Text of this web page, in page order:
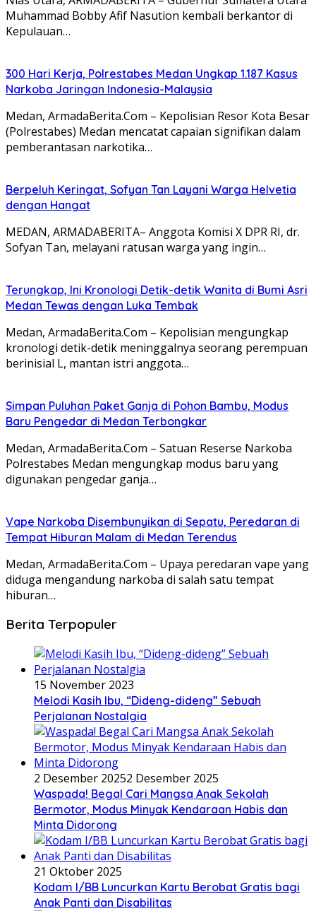
Muhammad Bobby Afif Nasution kembali berkantor di
Kepulauan…
300 Hari Kerja, Polrestabes Medan Ungkap 1.187 Kasus
Narkoba Jaringan Indonesia-Malaysia
Medan, ArmadaBerita.Com – Kepolisian Resor Kota Besar
(Polrestabes) Medan mencatat capaian signifikan dalam
pemberantasan narkotika…
Berpeluh Keringat, Sofyan Tan Layani Warga Helvetia
dengan Hangat
MEDAN, ARMADABERITA– Anggota Komisi X DPR RI, dr.
Sofyan Tan, melayani ratusan warga yang ingin…
Terungkap, Ini Kronologi Detik-detik Wanita di Bumi Asri
Medan Tewas dengan Luka Tembak
Medan, ArmadaBerita.Com – Kepolisian mengungkap
kronologi detik-detik meninggalnya seorang perempuan
berinisial L, mantan istri anggota…
Simpan Puluhan Paket Ganja di Pohon Bambu, Modus
Baru Pengedar di Medan Terbongkar
Medan, ArmadaBerita.Com – Satuan Reserse Narkoba
Polrestabes Medan mengungkap modus baru yang
digunakan pengedar ganja…
Vape Narkoba Disembunyikan di Sepatu, Peredaran di
Tempat Hiburan Malam di Medan Terendus
Medan, ArmadaBerita.Com – Upaya peredaran vape yang
diduga mengandung narkoba di salah satu tempat
hiburan…
Berita Terpopuler
15 November 2023
Melodi Kasih Ibu, “Dideng-dideng” Sebuah
Perjalanan Nostalgia
2 Desember 20252 Desember 2025
Waspada! Begal Cari Mangsa Anak Sekolah
Bermotor, Modus Minyak Kendaraan Habis dan
Minta Didorong
21 Oktober 2025
Kodam I/BB Luncurkan Kartu Berobat Gratis bagi
Anak Panti dan Disabilitas